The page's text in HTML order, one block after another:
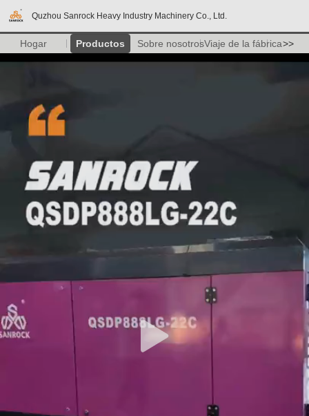
Quzhou Sanrock Heavy Industry Machinery Co., Ltd.
Hogar Productos Sobre nosotrosViaje de la fábrica>>